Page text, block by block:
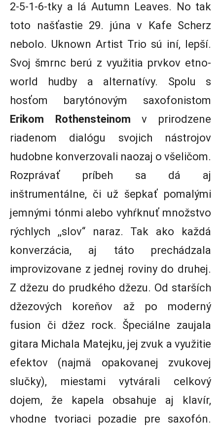
2-5-1-6-tky a lá Autumn Leaves. No tak
toto našťastie 29. júna v Kafe Scherz
nebolo. Uknown Artist Trio sú iní, lepší.
Svoj šmrnc berú z využitia prvkov etno-
world hudby a alternatívy. Spolu s
hosťom barytónovým saxofonistom
Erikom Rothensteinom v prirodzene
riadenom dialógu svojich nástrojov
hudobne konverzovali naozaj o všeličom.
Rozprávať príbeh sa dá aj
inštrumentálne, či už šepkať pomalými
jemnými tónmi alebo vyhŕknuť množstvo
rýchlych ,,slov“ naraz. Tak ako každá
konverzácia, aj táto prechádzala
improvizovane z jednej roviny do druhej.
Z džezu do prudkého džezu. Od starších
džezových koreňov až po moderný
fusion či džez rock. Špeciálne zaujala
gitara Michala Matejku, jej zvuk a využitie
efektov (najmä opakovanej zvukovej
slučky), miestami vytvárali celkový
dojem, že kapela obsahuje aj klavír,
vhodne tvoriaci pozadie pre saxofón.